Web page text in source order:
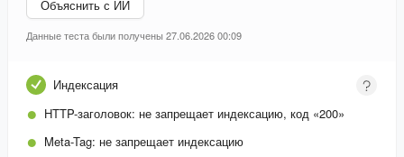
Объяснить с ИИ
Данные теста были получены 27.06.2026 00:09
Индексация
HTTP-заголовок: не запрещает индексацию, код «200»
Meta-Tag: не запрещает индексацию